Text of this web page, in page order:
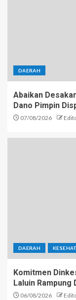
DAERAH
Abaikan
Dano Pimpin
07/08/2026
DAERAH
Komitmen
Laluin Rampung
06/08/2026